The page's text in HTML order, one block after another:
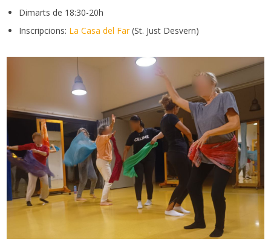
Dimarts de 18:30-20h
Inscripcions: La Casa del Far(St. Just Desvern)